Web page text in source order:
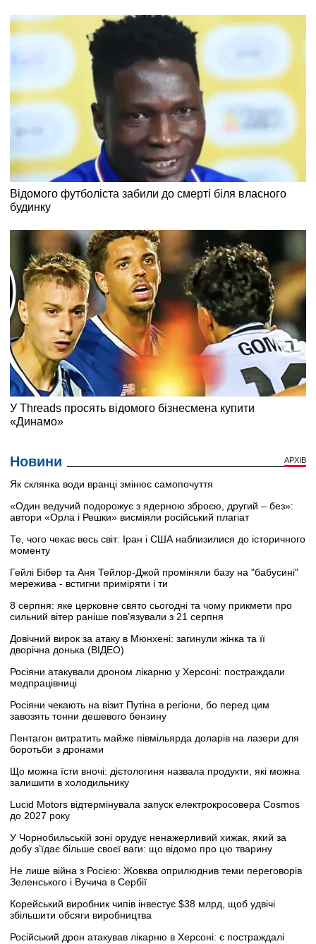
Новини АРХІВ
Як склянка води вранці змінює самопочуття
«Один ведучий подорожує з ядерною зброєю, другий – без»:
автори «Орла і Решки» висміяли російський плагіат
Те, чого чекає весь світ: Іран і США наблизилися до історичного
моменту
Гейлі Бібер та Аня Тейлор-Джой проміняли базу на "бабусині"
мережива - встигни приміряти і ти
8 серпня: яке церковне свято сьогодні та чому прикмети про
сильний вітер раніше пов’язували з 21 серпня
Довічний вирок за атаку в Мюнхені: загинули жінка та її
дворічна донька (ВІДЕО)
Росіяни атакували дроном лікарню у Херсоні: постраждали
медпрацівниці
Росіяни чекають на візит Путіна в регіони, бо перед цим
завозять тонни дешевого бензину
Пентагон витратить майже півмільярда доларів на лазери для
боротьби з дронами
Що можна їсти вночі: дієтологиня назвала продукти, які можна
залишити в холодильнику
Lucid Motors відтермінувала запуск електрокросовера Cosmos
до 2027 року
У Чорнобильській зоні орудує ненажерливий хижак, який за
добу з’їдає більше своєї ваги: що відомо про цю тварину
Не лише війна з Росією: Жовква оприлюднив теми переговорів
Зеленського і Вучича в Сербії
Корейський виробник чипів інвестує $38 млрд, щоб удвічі
збільшити обсяги виробництва
Російський дрон атакував лікарню в Херсоні: є постраждалі